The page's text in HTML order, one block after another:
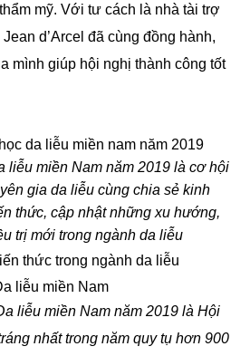
mỹ. Với tư cách là nhà tài trợ
d’Arcel đã cùng đồng hành,
mình giúp hội nghị thành công tốt
liễu miền Nam năm 2019 là cơ hội
gia da liễu cùng chia sẻ kinh
thức, cập nhật những xu hướng,
trị mới trong ngành da liễu
liễu miền Nam năm 2019 là Hội
nhất trong năm quy tụ hơn 900